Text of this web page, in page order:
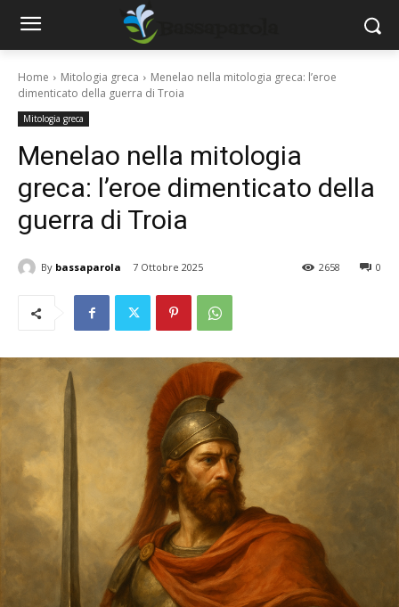
Home Mitologia greca
Menelao nella mitologia greca: l’eroe
dimenticato della guerra di Troia
Mitologia greca
Menelao nella mitologia
greca: l’eroe dimenticato della
guerra di Troia
By bassaparola 7 Ottobre 2025 0
2658